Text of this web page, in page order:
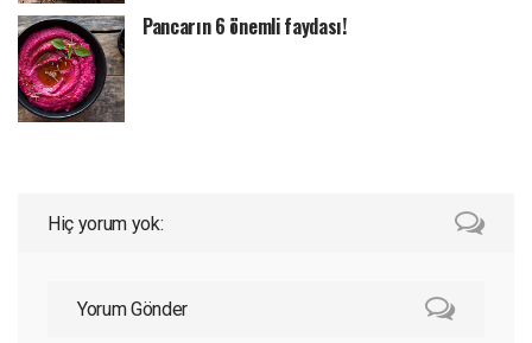
Pancarın 6 önemli faydası!
Hiç yorum yok:
Yorum Gönder